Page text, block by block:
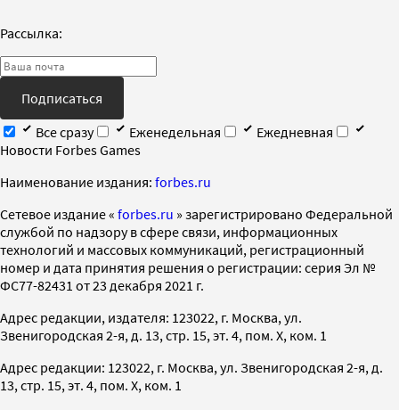
Рассылка:
Подписаться
Все сразу
Еженедельная
Ежедневная
Новости Forbes Games
Наименование издания: forbes.ru
Cетевое издание « forbes.ru » зарегистрировано Федеральной
службой по надзору в сфере связи, информационных
технологий и массовых коммуникаций, регистрационный
номер и дата принятия решения о регистрации: серия Эл №
ФС77-82431 от 23 декабря 2021 г.
Адрес редакции, издателя: 123022, г. Москва, ул.
Звенигородская 2-я, д. 13, стр. 15, эт. 4, пом. X, ком. 1
Адрес редакции: 123022, г. Москва, ул. Звенигородская 2-я, д.
13, стр. 15, эт. 4, пом. X, ком. 1